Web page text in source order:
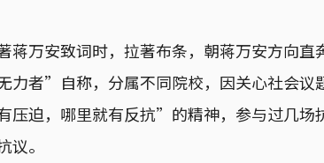
蒋万安致词时，拉著布条，朝蒋万安方向直
力者”自称，分属不同院校，因关心社会议
压迫，哪里就有反抗”的精神，参与过几场
。